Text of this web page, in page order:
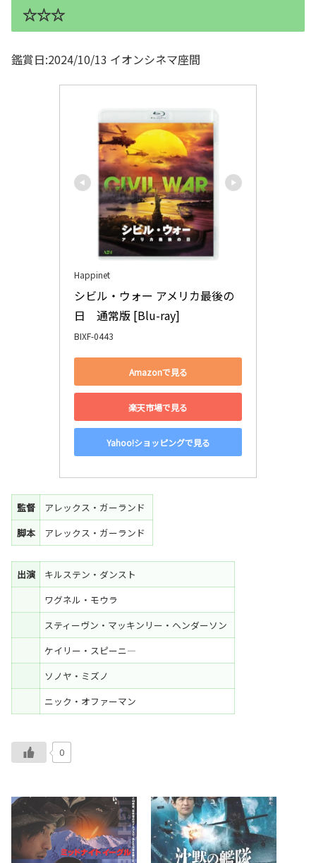
☆☆☆
鑑賞日:2024/10/13 イオンシネマ座間
Happinet
シビル・ウォー アメリカ最後の
日　通常版 [Blu-ray]
BIXF-0443
Amazonで見る
楽天市場で見る
Yahoo!ショッピングで見る
監督
アレックス・ガーランド
脚本
アレックス・ガーランド
出演
キルステン・ダンスト
ワグネル・モウラ
スティーヴン・マッキンリー・ヘンダーソン
ケイリー・スピーニ―
ソノヤ・ミズノ
ニック・オファーマン
0